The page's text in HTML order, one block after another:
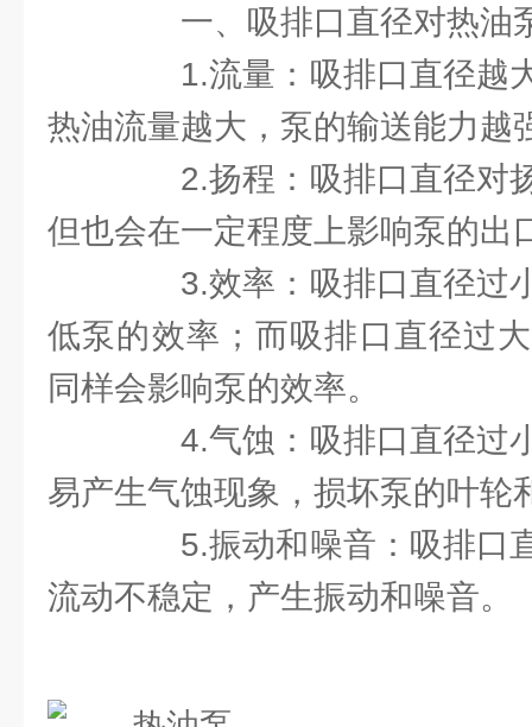
一、吸排口直径对热油
1.流量：吸排口直径越
热油流量越大，泵的输送能力越
2.扬程：吸排口直径对
但也会在一定程度上影响泵的出
3.效率：吸排口直径过
低泵的效率；而吸排口直径过
同样会影响泵的效率。
4.气蚀：吸排口直径过
易产生气蚀现象，损坏泵的叶轮
5.振动和噪音：吸排口
流动不稳定，产生振动和噪音。